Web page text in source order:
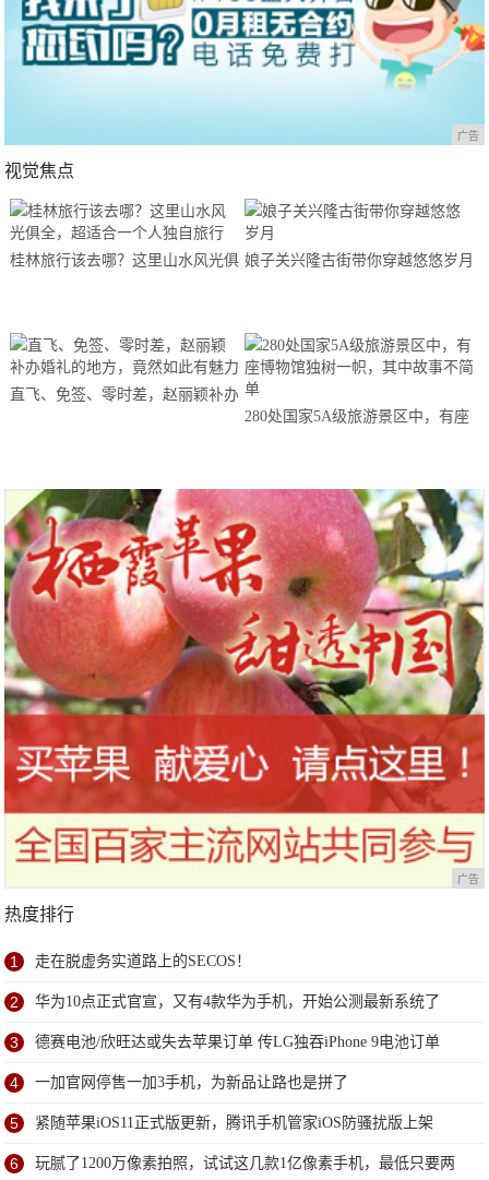
广告
视觉焦点
桂林旅行该去哪？这里山水风光俱 娘子关兴隆古街带你穿越悠悠岁月
直飞、免签、零时差，赵丽颖补办
280处国家5A级旅游景区中，有座
广告
热度排行
1 走在脱虚务实道路上的SECOS！
2 华为10点正式官宣，又有4款华为手机，开始公测最新系统了
3 德赛电池/欣旺达或失去苹果订单 传LG独吞iPhone 9电池订单
4 一加官网停售一加3手机，为新品让路也是拼了
5 紧随苹果iOS11正式版更新，腾讯手机管家iOS防骚扰版上架
6 玩腻了1200万像素拍照，试试这几款1亿像素手机，最低只要两